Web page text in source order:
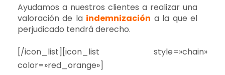
Ayudamos a nuestros clientes a realizar una
valoración de la indemnización a la que el
perjudicado tendrá derecho.
[/icon_list][icon_list style=»chain»
color=»red_orange»]